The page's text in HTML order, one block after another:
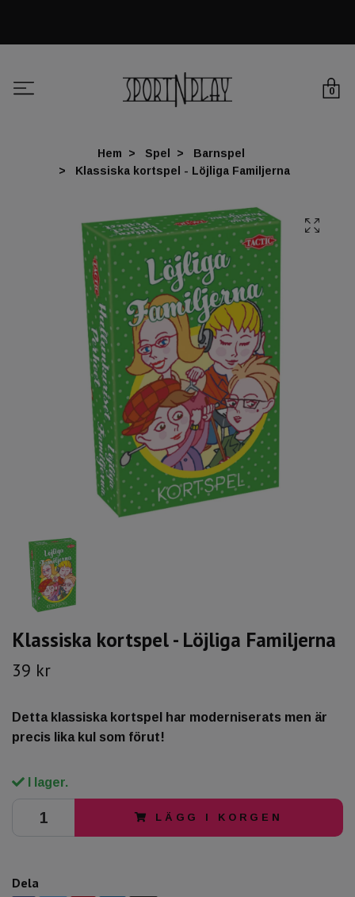
0
Hem Spel
Barnspel
Klassiska kortspel - Löjliga Familjerna
Klassiska kortspel - Löjliga Familjerna
39 kr
Detta klassiska kortspel har moderniserats men är
precis lika kul som förut!
I lager.
LÄGG I KORGEN
Dela